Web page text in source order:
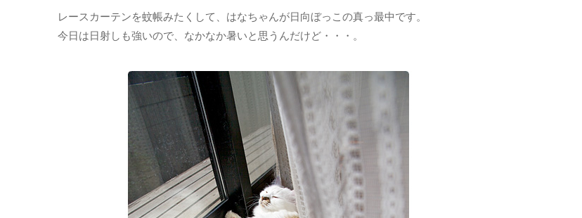
レースカーテンを蚊帳みたくして、はなちゃんが日向ぼっこの真っ最中です。
今日は日射しも強いので、なかなか暑いと思うんだけど・・・。